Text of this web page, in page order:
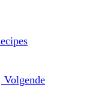
Volgende